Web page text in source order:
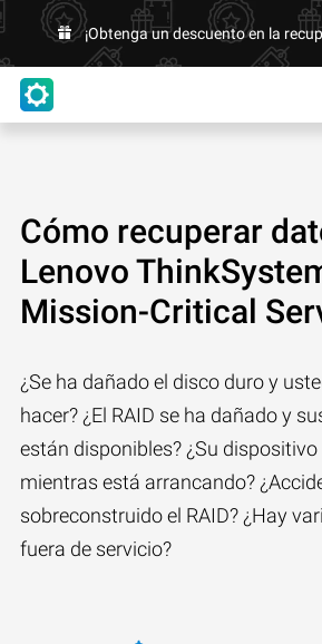
¡Obtenga un descuento en la
Cómo recuperar
Lenovo
Mission-Critical
¿Se ha dañado el disco duro y
hacer? ¿El RAID se ha dañado y
están disponibles? ¿Su dispositivo
mientras está arrancando?
sobreconstruido el RAID? ¿Hay
fuera de servicio?